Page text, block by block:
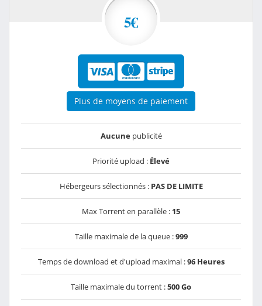
5€
Plus de moyens de paiement
Aucunepublicité
Priorité upload : Élevé
Hébergeurs sélectionnés : PAS DE LIMITE
Max Torrent en parallèle : 15
Taille maximale de la queue :999
Temps de download et d'upload maximal :96 Heures
Taille maximale du torrent :500 Go